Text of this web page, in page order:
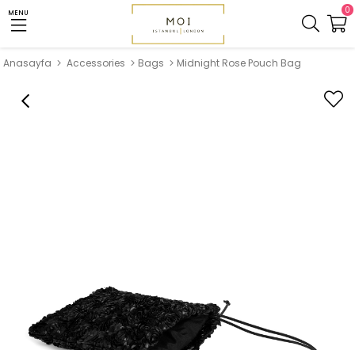
MENU 0
Anasayfa Accessories Bags Midnight Rose Pouch Bag